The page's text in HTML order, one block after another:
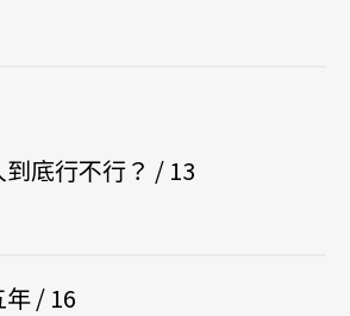
底行不行？ / 13
/ 16